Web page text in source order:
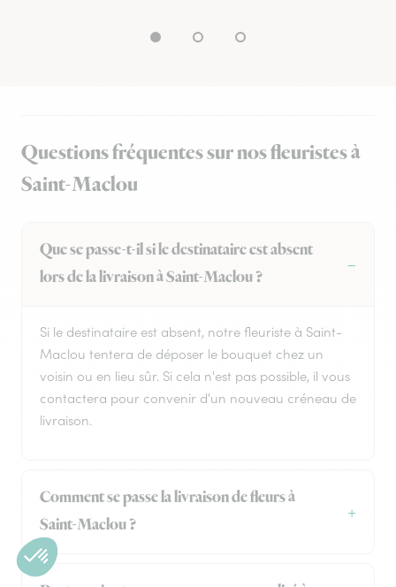
Questions fréquentes sur nos fleuristes à
Saint-Maclou
Que se passe-t-il si le destinataire est absent
lors de la livraison à Saint-Maclou ?
Si le destinataire est absent, notre fleuriste à Saint-
Maclou tentera de déposer le bouquet chez un
voisin ou en lieu sûr. Si cela n'est pas possible, il vous
contactera pour convenir d'un nouveau créneau de
livraison.
Comment se passe la livraison de fleurs à
Saint-Maclou ?